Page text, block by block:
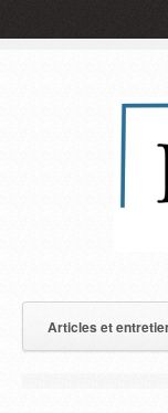
Articles et